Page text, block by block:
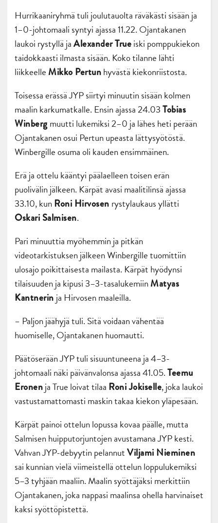
Hurrikaaniryhmä tuli joulutauolta räväkästi sisään ja
1–0-johtomaali syntyi ajassa 11.22. Ojantakanen
laukoi rystyllä jaAlexander Trueiski pomppukiekon
taidokkaasti ilmasta sisään. Koko tilanne lähti
liikkeelle Mikko Pertunhyvästä kiekonriistosta.
Toisessa erässä JYP siirtyi minuutin sisään kolmen
maalin karkumatkalle. Ensin ajassa 24.03Tobias
Winbergmuutti lukemiksi 2–0 ja lähes heti perään
Ojantakanen osui Pertun upeasta lättysyötöstä.
Winbergille osuma oli kauden ensimmäinen.
Erä ja ottelu kääntyi päälaelleen toisen erän
puolivälin jälkeen. Kärpät avasi maalitilinsä ajassa
33.10, kunRoni Hirvosen rystylaukaus yllätti
Oskari Salmisen.
Pari minuuttia myöhemmin ja pitkän
videotarkistuksen jälkeen Winbergille tuomittiin
ulosajo poikittaisesta mailasta. Kärpät hyödynsi
tilaisuuden ja kipusi 3–3-tasalukemiinMatyas
Kantnerin ja Hirvosen maaleilla.
– Paljon jäähyjä tuli. Sitä voidaan vähentää
huomiselle, Ojantakanen huomautti.
Päätöserään JYP tuli sisuuntuneena ja 4–3-
johtomaali näki päivänvalonsa ajassa 41.05.Teemu
Eronenja True loivat tilaa Roni Jokiselle, joka laukoi
vastustamattomasti maskin takaa kiekon yläpesään.
Kärpät painoi ottelun lopussa kovaa päälle, mutta
Salmisen huipputorjuntojen avustamana JYP kesti.
Vahvan JYP-debyytin pelannutViljami Nieminen
sai kunnian vielä viimeistellä ottelun loppulukemiksi
5–3 tyhjään maaliin. Maalin syöttäjäksi merkittiin
Ojantakanen, joka nappasi maalinsa ohella harvinaiset
kaksi syöttöpistettä.